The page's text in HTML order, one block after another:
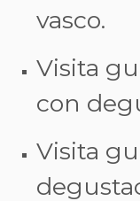
vasco.
Visita
con
Visita